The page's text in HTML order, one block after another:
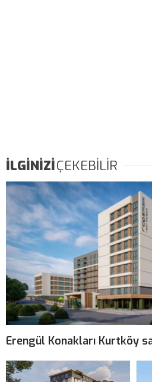
İLGİNİZİÇEKEBİLİR
Erengül Konakları Kurtköy